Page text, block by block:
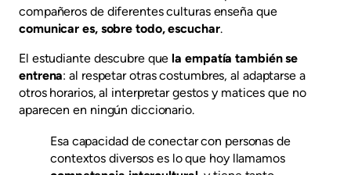
compañeros de diferentes culturas enseña que
comunicar es, sobre todo, escuchar.
El estudiante descubre quela empatía también se
entrena: al respetar otras costumbres, al adaptarse a
otros horarios, al interpretar gestos y matices que no
aparecen en ningún diccionario.
Esa capacidad de conectar con personas de
contextos diversos es lo que hoy llamamos